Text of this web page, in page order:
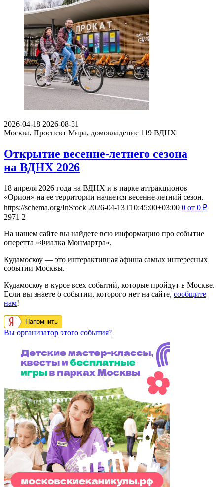
2026-04-18 2026-08-31
Москва, Проспект Мира, домовладение 119 ВДНХ
Открытие весенне-летнего сезона
на ВДНХ 2026
18 апреля 2026 года на ВДНХ и в парке аттракционов
«Орион» на ее территории начнется весенне-летний сезон.
https://schema.org/InStock 2026-04-13T10:45:00+03:00 0 от 0 ₽
2971 2
На нашем сайте вы найдете всю информацию про событие
оперетта «Фиалка Монмартра».
Кудамоскоу — это интерактивная афиша самых интересных
событий Москвы.
Кудамоскоу в курсе всех событий, которые пройдут в Москве.
Если вы знаете о событии, которого нет на сайте, сообщите
нам!
Напомнить
Вы организатор этого события?